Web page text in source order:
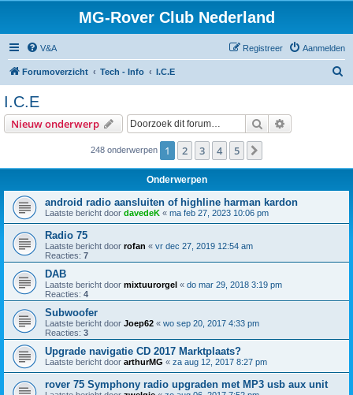
MG-Rover Club Nederland
V&A Aanmelden
Registreer
Forumoverzicht Tech - Info I.C.E
I.C.E
Nieuw onderwerp Zoek
248 onderwerpen 1 2 3 4 5
Onderwerpen
android radio aansluiten of highline harman kardon
Laatste bericht door davedeK « ma feb 27, 2023 10:06 pm
Radio 75
Laatste bericht door rofan « vr dec 27, 2019 12:54 am
Reacties: 7
DAB
Laatste bericht door mixtuurorgel « do mar 29, 2018 3:19 pm
Reacties: 4
Subwoofer
Laatste bericht door Joep62 « wo sep 20, 2017 4:33 pm
Reacties: 3
Upgrade navigatie CD 2017 Marktplaats?
Laatste bericht door arthurMG « za aug 12, 2017 8:27 pm
rover 75 Symphony radio upgraden met MP3 usb aux unit